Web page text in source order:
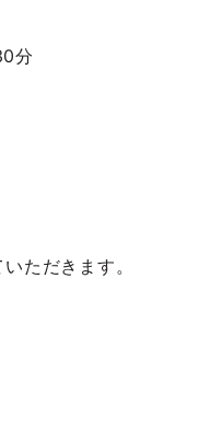
分
ただきます。